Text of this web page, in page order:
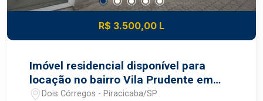
R$ 3.500,00 L
Imóvel residencial disponível para
locação no bairro Vila Prudente em
Piracicaba - SP
Dois Córregos - Piracicaba/SP